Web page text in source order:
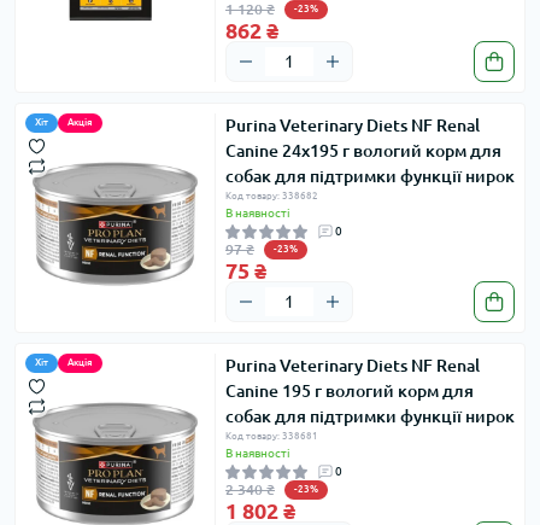
1 120 ₴ -23%
862 ₴
Хіт Акція
Purina Veterinary Diets NF Renal
Canine 24x195 г вологий корм для
собак для підтримки функції нирок
Код товару: 338682
В наявності
0
97 ₴ -23%
75 ₴
Хіт Акція
Purina Veterinary Diets NF Renal
Canine 195 г вологий корм для
собак для підтримки функції нирок
Код товару: 338681
В наявності
0
2 340 ₴ -23%
1 802 ₴